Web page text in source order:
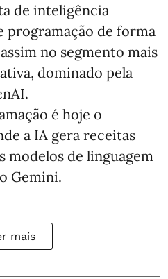
de inteligência
programação de forma
no segmento mais
dominado pela
é hoje o
a IA gera receitas
modelos de linguagem
Gemini.
mais